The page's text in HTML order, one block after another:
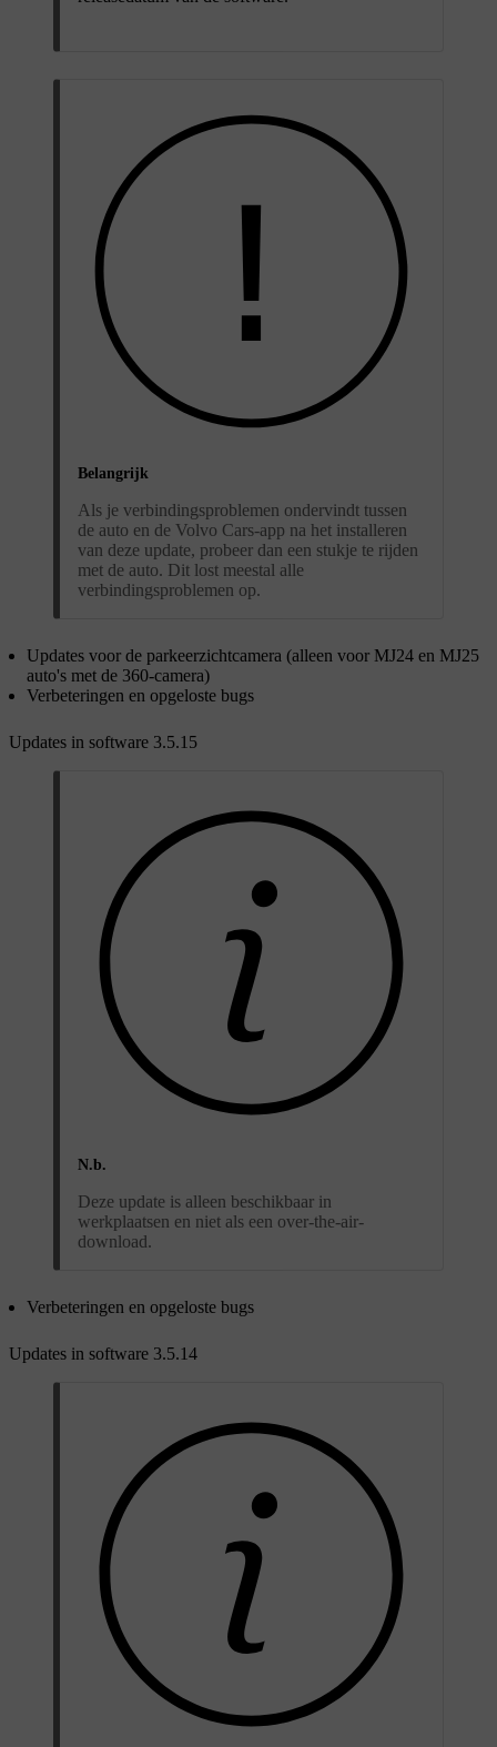
Belangrijk
Als je verbindingsproblemen ondervindt tussen
de auto en de Volvo Cars-app na het installeren
van deze update, probeer dan een stukje te rijden
met de auto. Dit lost meestal alle
verbindingsproblemen op.
Updates voor de parkeerzichtcamera (alleen voor MJ24 en MJ25
auto's met de 360-camera)
Verbeteringen en opgeloste bugs
Updates in software 3.5.15
N.b.
Deze update is alleen beschikbaar in
werkplaatsen en niet als een over-the-air-
download.
Verbeteringen en opgeloste bugs
Updates in software 3.5.14